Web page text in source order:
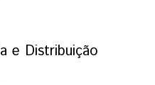
no mundo
e Distribuição